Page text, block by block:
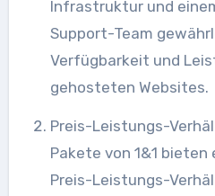
Infrastruktur und
Support-Team
Verfügbarkeit und
gehosteten Websites.
Preis-Leistungs-Verhältnis: Die Hosting-
Pakete von 1&1
Preis-Leistungs-